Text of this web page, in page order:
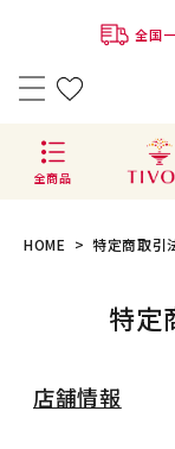
全国
全商品
HOME 特定商取引
特定
店舗情報